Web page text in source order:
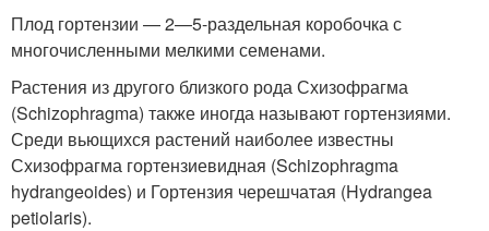
Плод гортензии — 2—5-раздельная коробочка с
многочисленными мелкими семенами.
Растения из другого близкого рода Схизофрагма
(Schizophragma) также иногда называют гортензиями.
Среди вьющихся растений наиболее известны
Схизофрагма гортензиевидная (Schizophragma
hydrangeoides) и Гортензия черешчатая (Hydrangea
petiolaris).